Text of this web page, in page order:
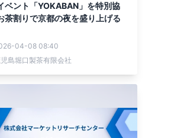
ベント「YOKABAN」を特別協
茶割りで京都の夜を盛り上げる
04-08 08:40
島堀口製茶有限会社